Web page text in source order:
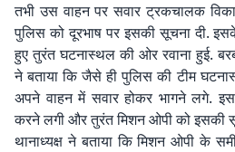
तभी उस वाहन पर सवार ट्रकचालक
पुलिस को दूरभाष पर इसकी सूचना दी.
हुए तुरंत घटनास्थल की ओर रवाना हुई.
ने बताया कि जैसे ही पुलिस की टीम
अपने वाहन में सवार होकर भागने लगे.
करने लगी और तुरंत मिशन ओपी को इसकी
थानाध्यक्ष ने बताया कि मिशन ओपी के